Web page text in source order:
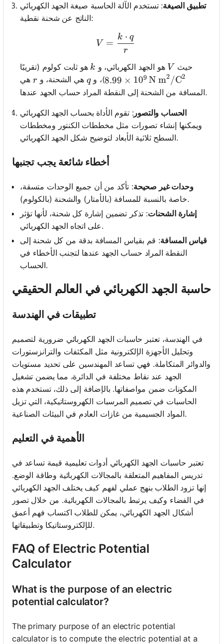
تطبيق الصيغة: تستخدم الآلة الحاسبة صيغة الجهد الكهربائي
الناتج عن شحنة نقطية:
V = \frac{k \cdot q}{r}
V =
r
k ⋅ q
حيث V
V هو الجهد الكهربائي، و k
k هو ثابت كولوم (تقريبًا
8.99 \times 10^9 \,
8.99 × 109 N m2 /C2 )، وq
q هي الشحنة، و r
r هي
المسافة من الشحنة إلى النقطة المراد حساب الجهد عندها.
الحساب والتصور: تقوم الأداة بحساب الجهد الكهربائي
ويمكنها إنشاء تصورات مثل مخططات الكنتور ومخططات
السطح ثلاثية الأبعاد لتوضيح شكل الجهد الكهربائي.
أخطاء شائعة يجب تجنبها
وحدات غير صحيحة: تأكد من أن جميع الوحدات متسقة،
خاصة بالنسبة للمسافة (بالأمتار) والشحنة (بالكولوم).
إشارة الشحنات: تذكر تضمين إشارة كل شحنة، لأنها تؤثر
على اتجاه الجهد الكهربائي.
قياس المسافة: قم بقياس المسافة بدقة من كل شحنة إلى
النقطة المراد حساب الجهد عندها لتجنب الأخطاء في
الحساب.
حاسبة الجهد الكهربائي في العالم الحقيقي
تطبيقات في الهندسة
في الهندسة، تعتبر حاسبات الجهد الكهربائي ضرورية لتصميم
وتحليل الأجهزة الإلكترونية مثل المكثفات والترانزستورات
والدوائر المتكاملة. فهي تساعد المهندسين على تحديد مستويات
الجهد عند نقاط مختلفة في الدائرة، مما يضمن تشغيل
المكونات ضمن مواصفاتها. بالإضافة إلى ذلك، تستخدم هذه
الحاسبات في تصميم المرسبات الكهروستاتيكية، التي تزيل
المواد الجسيمية من غازات العادم في البيئات الصناعية.
الأهمية في التعليم
تعتبر حاسبات الجهد الكهربائي أدوات تعليمية قيمة تساعد في
تدريس المفاهيم المتعلقة بالمجالات الكهربائية وطاقة الوضع.
إنها تزود الطلاب بنهج عملي لفهم كيف يختلف الجهد الكهربائي
في الفضاء وكيف يرتبط بالمجالات الكهربائية. من خلال تصور
أشكال الجهد الكهربائي، يمكن للطلاب اكتساب فهم أعمق
للإلكتروستاتيكا وتطبيقاتها.
FAQ of Electric Potential
Calculator
What is the purpose of an electric
potential calculator?
The primary purpose of an electric potential
calculator is to compute the electric potential at a